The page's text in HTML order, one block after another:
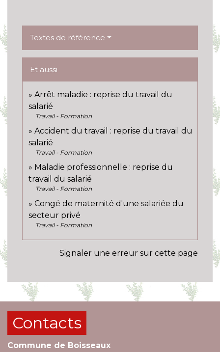
Textes de référence
Et aussi
Arrêt maladie : reprise du travail du
salarié
Travail - Formation
Accident du travail : reprise du travail du
salarié
Travail - Formation
Maladie professionnelle : reprise du
travail du salarié
Travail - Formation
Congé de maternité d'une salariée du
secteur privé
Travail - Formation
Signaler une erreur sur cette page
Contacts
Commune de Boisseaux